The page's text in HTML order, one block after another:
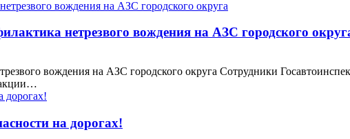
нетрезвого вождения на АЗС городского
вождения на АЗС городского округа Сотрудники
акции…
на дорогах!